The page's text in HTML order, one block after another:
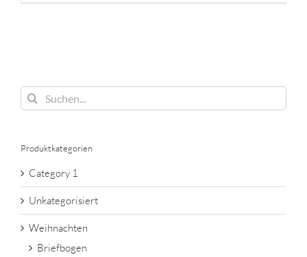
Suche
nach:
Produktkategorien
Category 1
Unkategorisiert
Weihnachten
Briefbogen